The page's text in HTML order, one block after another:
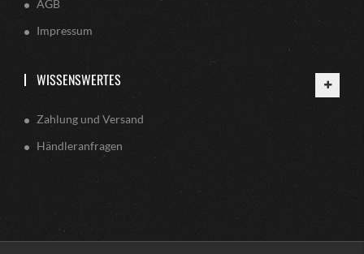
AGB
Impressum
WISSENSWERTES
Zahlung und Versand
Händleranfragen